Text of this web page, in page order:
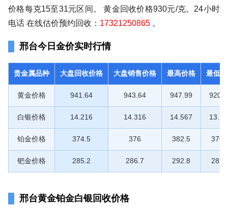
价格每克15至31元区间。 黄金回收价格930元/克。24小时
电话 在线估价预约回收： 17321250865 。
邢台今日金价实时行情
贵金属品种 大盘回收价格 大盘销售价格 最高价格 最低
黄金价格 941.64 943.64 947.99
白银价格 14.216 14.316 14.567
铂金价格 374.5 376 382.5
钯金价格 285.2 286.7 292.8
邢台黄金铂金白银回收价格